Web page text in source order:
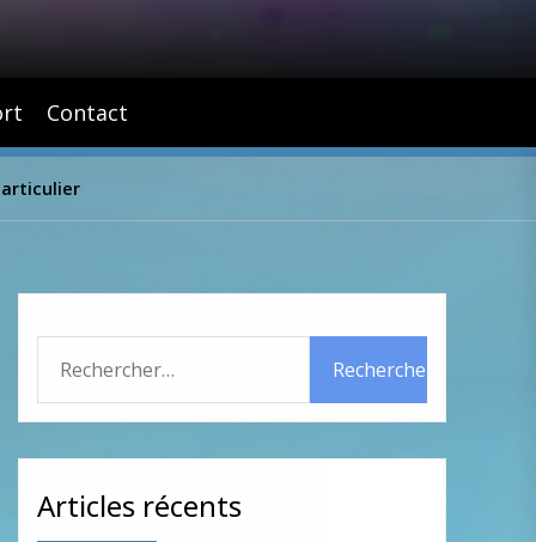
Contact
Articles récents